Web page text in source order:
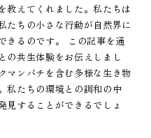
教えてくれました。私たちは
たちの小さな行動が自然界に
きるのです。 この記事を通
の共生体験をお伝えしまし
マンバチを含む多様な生き物
私たちの環境との調和の中
見することができるでしょ